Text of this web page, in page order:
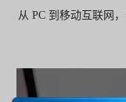
从 PC 到移动互联网